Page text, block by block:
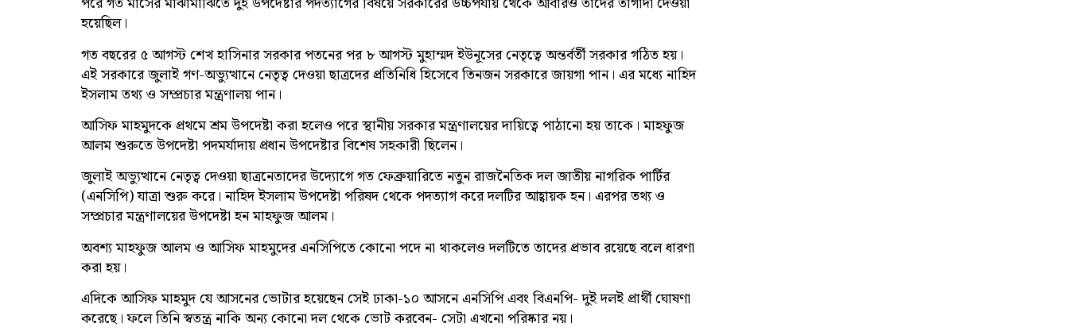
হয়েছিল।
গত বছরের ৫ আগস্ট শেখ হাসিনার সরকার পতনের পর ৮ আগস্ট মুহাম্মদ ইউনূসের নেতৃত্বে অন্তর্বর্তী সরকার গঠিত হয়।
এই সরকারে জুলাই গণ-অভ্যুত্থানে নেতৃত্ব দেওয়া ছাত্রদের প্রতিনিধি হিসেবে তিনজন সরকারে জায়গা পান। এর মধ্যে নাহিদ
ইসলাম তথ্য ও সম্প্রচার মন্ত্রণালয় পান।
আসিফ মাহমুদকে প্রথমে শ্রম উপদেষ্টা করা হলেও পরে স্থানীয় সরকার মন্ত্রণালয়ের দায়িত্বে পাঠানো হয় তাকে। মাহফুজ
আলম শুরুতে উপদেষ্টা পদমর্যাদায় প্রধান উপদেষ্টার বিশেষ সহকারী ছিলেন।
জুলাই অভ্যুত্থানে নেতৃত্ব দেওয়া ছাত্রনেতাদের উদ্যোগে গত ফেব্রুয়ারিতে নতুন রাজনৈতিক দল জাতীয় নাগরিক পার্টির
(এনসিপি) যাত্রা শুরু করে। নাহিদ ইসলাম উপদেষ্টা পরিষদ থেকে পদত্যাগ করে দলটির আহ্বায়ক হন। এরপর তথ্য ও
সম্প্রচার মন্ত্রণালয়ের উপদেষ্টা হন মাহফুজ আলম।
অবশ্য মাহফুজ আলম ও আসিফ মাহমুদের এনসিপিতে কোনো পদে না থাকলেও দলটিতে তাদের প্রভাব রয়েছে বলে ধারণা
করা হয়।
এদিকে আসিফ মাহমুদ যে আসনের ভোটার হয়েছেন সেই ঢাকা-১০ আসনে এনসিপি এবং বিএনপি- দুই দলই প্রার্থী ঘোষণা
করেছে। ফলে তিনি স্বতন্ত্র নাকি অন্য কোনো দল থেকে ভোট করবেন- সেটা এখনো পরিষ্কার নয়।